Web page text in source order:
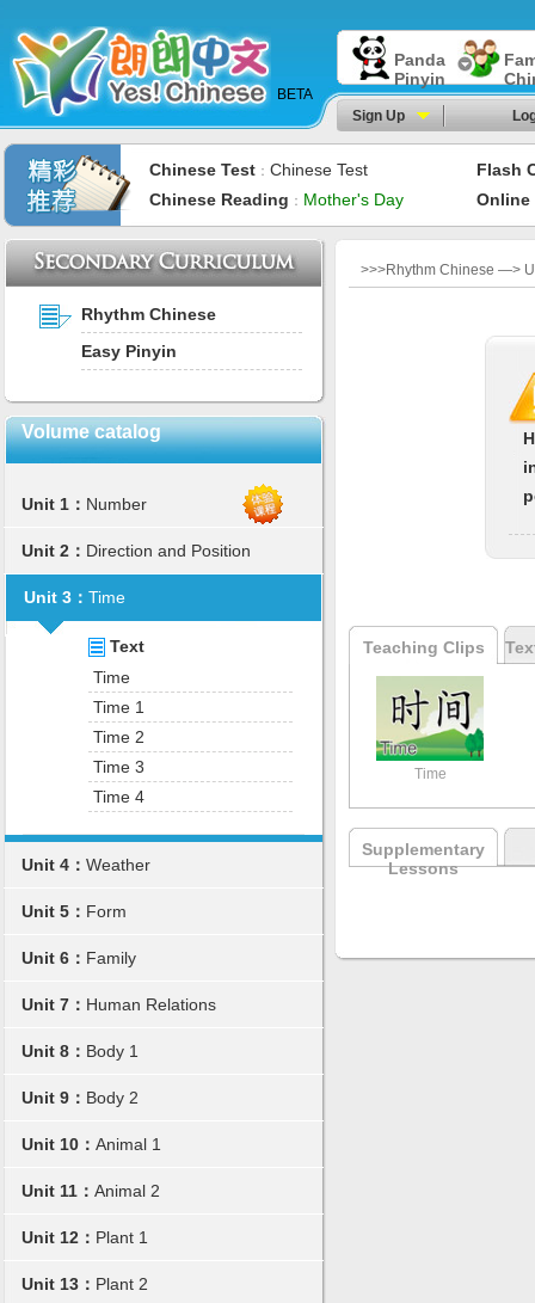
BETA
Panda
Pinyin
Sign Up
Chinese Test ： Chinese Test
Flash
Chinese Reading ： Mother's Day Online
Rhythm Chinese
Easy Pinyin
Volume catalog
Unit 1： Number
Unit 2： Direction and Position
Unit 3： Time
Text
Time
Time 1
Time 2
Time 3
Time 4
Unit 4： Weather
Unit 5： Form
Unit 6： Family
Unit 7： Human Relations
Unit 8： Body 1
Unit 9： Body 2
Unit 10： Animal 1
Unit 11： Animal 2
Unit 12： Plant 1
Unit 13： Plant 2
>>>Rhythm Chinese —>
Teaching Clips
Time
Supplementary
Lessons